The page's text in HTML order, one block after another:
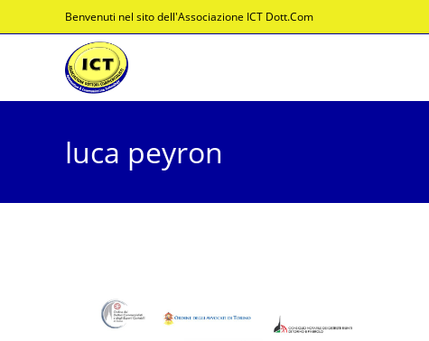
al
Benvenuti nel sito dell'Associazione ICT Dott.Com
luca peyron